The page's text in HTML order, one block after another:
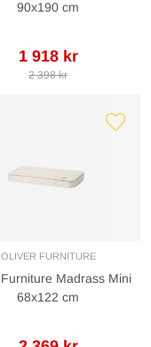
90x190 cm
1 918 kr
2 398 kr
OLIVER FURNITURE
Madrass Mini
68x122 cm